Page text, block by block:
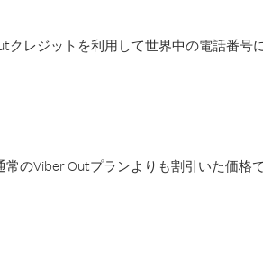
レジットを利用して世界中の電話番号
のViber Outプランよりも割引いた価格